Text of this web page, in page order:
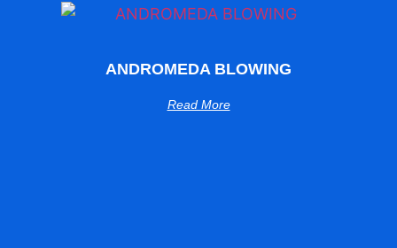
ANDROMEDA BLOWING
Read More